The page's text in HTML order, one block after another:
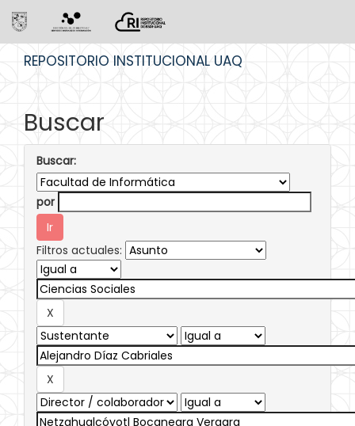
REPOSITORIO INSTITUCIONAL UAQ
Buscar
Buscar:
por
Filtros actuales: